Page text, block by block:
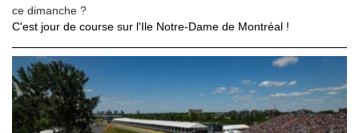
ce dimanche ?
C'est jour de course sur l'Ile Notre-Dame de Montréal !